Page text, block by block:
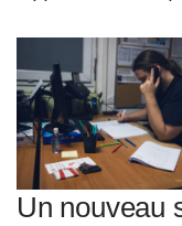
Un nouveau